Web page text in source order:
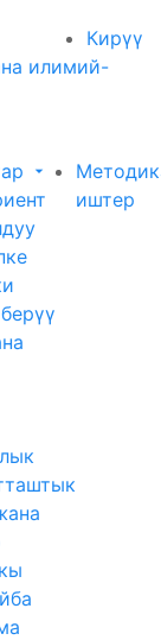
Кирүү
илимий-
иштер